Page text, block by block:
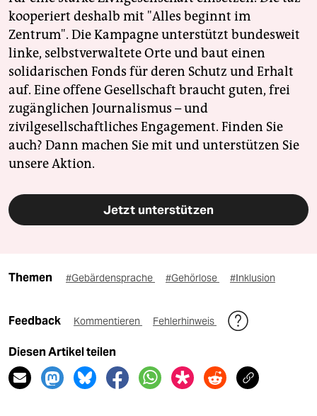
kooperiert deshalb mit "Alles beginnt im
Zentrum". Die Kampagne unterstützt bundesweit
linke, selbstverwaltete Orte und baut einen
solidarischen Fonds für deren Schutz und Erhalt
auf. Eine offene Gesellschaft braucht guten, frei
zugänglichen Journalismus – und
zivilgesellschaftliches Engagement. Finden Sie
auch? Dann machen Sie mit und unterstützen Sie
unsere Aktion.
Jetzt unterstützen
Themen #Gebärdensprache #Gehörlose #Inklusion
Feedback Kommentieren Fehlerhinweis
Diesen Artikel teilen